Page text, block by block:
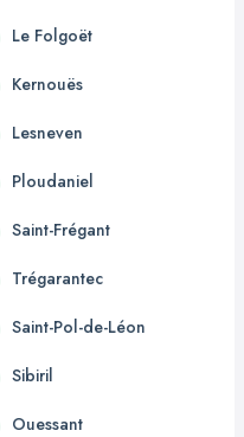
Le Folgoët
Kernouës
Lesneven
Ploudaniel
Saint-Frégant
Trégarantec
Saint-Pol-de-Léon
Sibiril
Ouessant